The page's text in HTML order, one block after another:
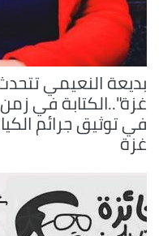
بديعة النعيمي
غزة"..الكتابة في
في توثيق جرائم
غزة